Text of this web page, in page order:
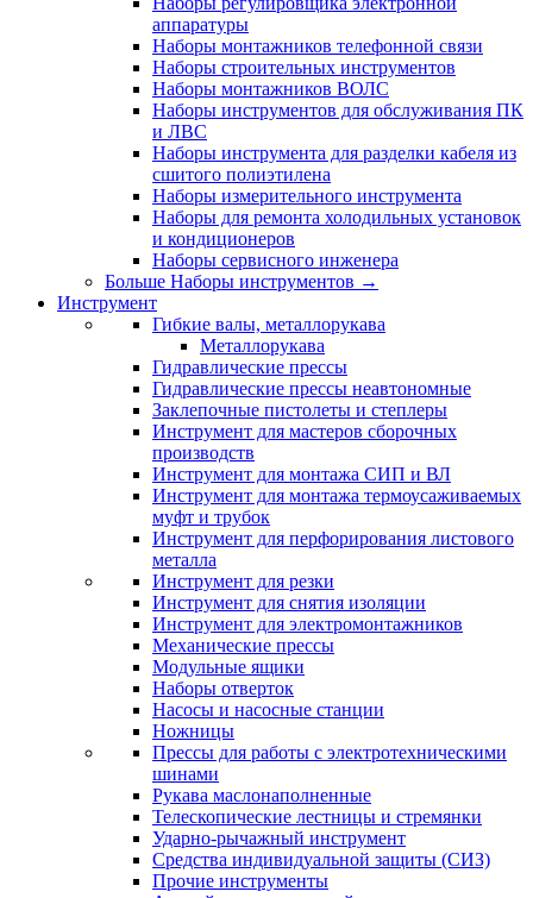
аппаратуры
Наборы монтажников телефонной связи
Наборы строительных инструментов
Наборы монтажников ВОЛС
Наборы инструментов для обслуживания ПК
и ЛВС
Наборы инструмента для разделки кабеля из
сшитого полиэтилена
Наборы измерительного инструмента
Наборы для ремонта холодильных установок
и кондиционеров
Наборы сервисного инженера
Больше Наборы инструментов →
Инструмент
Гибкие валы, металлорукава
Металлорукава
Гидравлические прессы
Гидравлические прессы неавтономные
Заклепочные пистолеты и степлеры
Инструмент для мастеров сборочных
производств
Инструмент для монтажа СИП и ВЛ
Инструмент для монтажа термоусаживаемых
муфт и трубок
Инструмент для перфорирования листового
металла
Инструмент для резки
Инструмент для снятия изоляции
Инструмент для электромонтажников
Механические прессы
Модульные ящики
Наборы отверток
Насосы и насосные станции
Ножницы
Прессы для работы с электротехническими
шинами
Рукава маслонаполненные
Телескопические лестницы и стремянки
Ударно-рычажный инструмент
Средства индивидуальной защиты (СИЗ)
Прочие инструменты